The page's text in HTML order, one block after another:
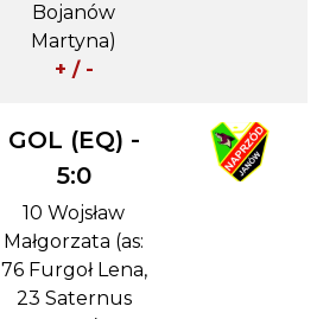
Bojanów
Martyna)
+ / -
GOL (EQ) -
5:0
10 Wojsław
Małgorzata (as:
76 Furgoł Lena,
23 Saternus